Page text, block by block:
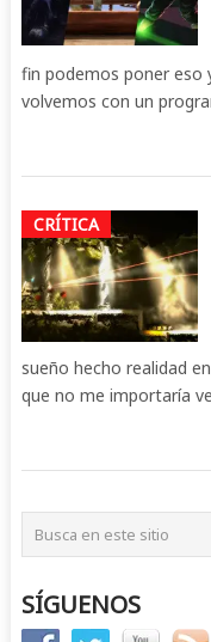
fin podemos poner eso
volvemos con un
CRÍTICA
sueño hecho realidad
que no me importaría
SÍGUENOS